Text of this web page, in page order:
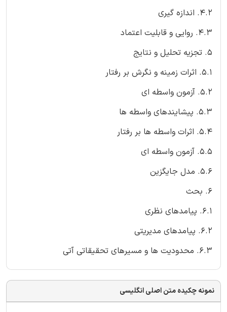
4.2. اندازه گیری
4.3. روایی و قابلیت اعتماد
5. تجزیه تحلیل و نتایج
5.1. اثرات زمینه و نگرش بر رفتار
5.2. آزمون واسطه ای
5.3. پیشایندهای واسطه ها
5.4. اثرات واسطه ها بر رفتار
5.5. آزمون واسطه ای
5.6. مدل جایگزین
6. بحث
6.1. پیامدهای نظری
6.2. پیامدهای مدیریتی
6.3. محدودیت ها و مسیرهای تحقیقاتی آتی
نمونه چکیده متن اصلی انگلیسی